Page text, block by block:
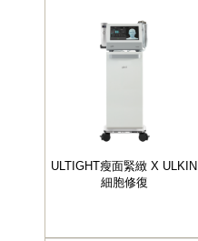
ULTIGHT瘦面緊緻 X ULKIN
細胞修復